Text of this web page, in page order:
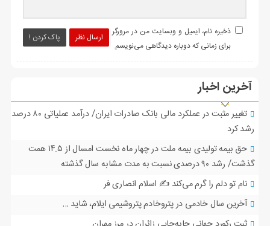
ارسال نظر پاک کردن !
ذخیره نام، ایمیل و وبسایت من در مرورگر
برای زمانی که دوباره دیدگاهی می‌نویسم.
آخرین اخبار
تغییر مثبت در عملکرد مالی بانک صادرات ایران/ درآمد عملیاتی ۸۰ درصد
رشد کرد
حق بیمه تولیدی بیمه ملت در چهار ماه نخست امسال از ۱۴.۵ همت
گذشت/ رشد ۹۰ درصدی نسبت به مدت مشابه سال گذشته
نام تو دلم را گرم می‌کند ✍️ اسلام انصاری فر
آخرین سال خادمی در پتروخادم پتروشیمی ایلام، شاید …